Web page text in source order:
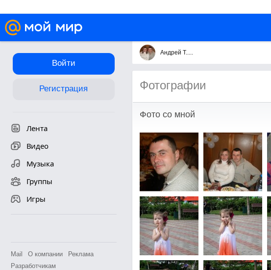
Войти
Регистрация
Лента
Видео
Музыка
Группы
Игры
Mail О компании
Реклама
Разработчикам
Андрей Т.....
Фотографии
Фото со мной